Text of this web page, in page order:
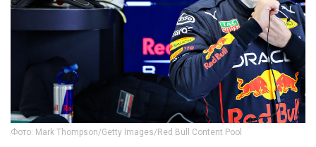
Фото: Mark Thompson/Getty Images/Red Bull Content Pool